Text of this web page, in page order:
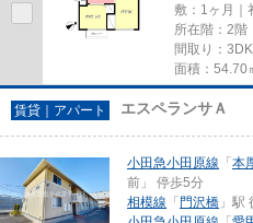
敷：1ヶ月｜
所在階：2階
間取り：3DK
面積：54.70
賃貸｜アパート エスペランサＡ
小田急小田原線 「本
前」 停歩5分
相模線 「門沢橋 」駅